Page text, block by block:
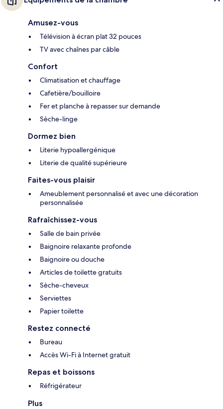
Amusez-vous
Télévision à écran plat 32 pouces
TV avec chaînes par câble
Confort
Climatisation et chauffage
Cafetière/bouilloire
Fer et planche à repasser sur demande
Sèche-linge
Dormez bien
Literie hypoallergénique
Literie de qualité supérieure
Faites-vous plaisir
Ameublement personnalisé et avec une décoration
personnalisée
Rafraîchissez-vous
Salle de bain privée
Baignoire relaxante profonde
Baignoire ou douche
Articles de toilette gratuits
Sèche-cheveux
Serviettes
Papier toilette
Restez connecté
Bureau
Accès Wi-Fi à Internet gratuit
Repas et boissons
Réfrigérateur
Plus